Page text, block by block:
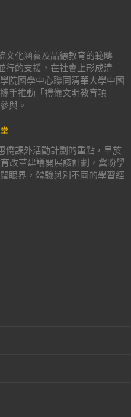
文化涵養及品德教育的範疇
行的支援，在社會上形成清
院國學中心聯同清華大學中國
手推動「禮儀文明教育項
與。
僑課外活動計劃的重點，早於
改革建議開展該計劃，冀盼學
眼界，體驗與別不同的學習經